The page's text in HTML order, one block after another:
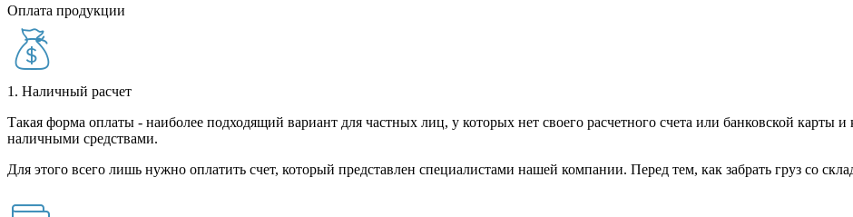
Оплата продукции
1. Наличный расчет
Такая форма оплаты - наиболее подходящий вариант для частных лиц, у которых нет своего расчетного счета или банковской карты и
наличными средствами.
Для этого всего лишь нужно оплатить счет, который представлен специалистами нашей компании. Перед тем, как забрать груз со